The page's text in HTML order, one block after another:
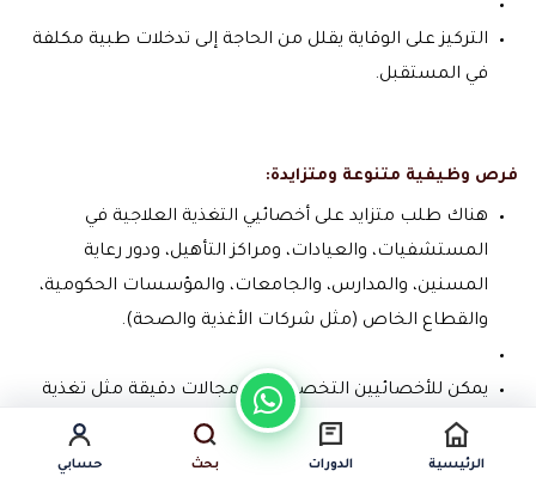
التركيز على الوقاية يقلل من الحاجة إلى تدخلات طبية مكلفة
في المستقبل.
فرص وظيفية متنوعة ومتزايدة:
هناك طلب متزايد على أخصائيي التغذية العلاجية في
المستشفيات، والعيادات، ومراكز التأهيل، ودور رعاية
المسنين، والمدارس، والجامعات، والمؤسسات الحكومية،
والقطاع الخاص (مثل شركات الأغذية والصحة).
يمكن للأخصائيين التخصص في مجالات دقيقة مثل تغذية
الأطفال، أو التغذية الرياضية، أو التغذية في حالات الأورام،
مما يفتح آفاقًا مهنية أوسع.
الرئيسية الدورات بحث حسابي